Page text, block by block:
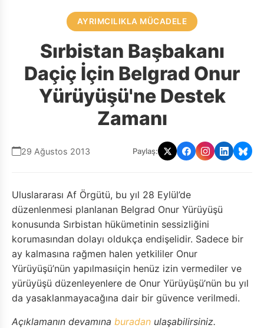
AYRIMCILIKLA MÜCADELE
Sırbistan Başbakanı
Daçiç İçin Belgrad Onur
Yürüyüşü'ne Destek
Zamanı
29 Ağustos 2013 Paylaş:
Uluslararası Af Örgütü, bu yıl 28 Eylül’de
düzenlenmesi planlanan Belgrad Onur Yürüyüşü
konusunda Sırbistan hükümetinin sessizliğini
korumasından dolayı oldukça endişelidir. Sadece bir
ay kalmasına rağmen halen yetkililer Onur
Yürüyüşü’nün yapılmasıiçin henüz izin vermediler ve
yürüyüşü düzenleyenlere de Onur Yürüyüşü’nün bu yıl
da yasaklanmayacağına dair bir güvence verilmedi.
Açıklamanın devamına buradan ulaşabilirsiniz.